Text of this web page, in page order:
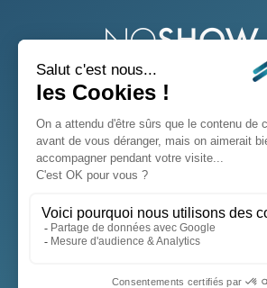
Partenaire de votre quotidien
gestion de vos établissements,
le logiciel pour restaurants et
de proximité le plus apprécié
Suivez-nous sur Instagram
Suivez-nous sur